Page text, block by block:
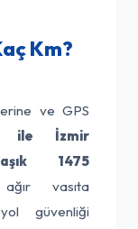
Km?
ve GPS
ile İzmir
1475
vasıta
güvenliği